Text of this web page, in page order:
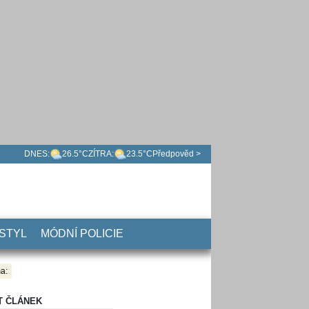
DNES: 26.5°CZÍTRA: 23.5°C Předpověd >
MÓDNÍ POLICIE
ČLÁNEK